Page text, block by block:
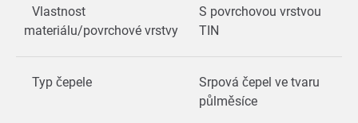
Vlastnost
materiálu/povrchové vrstvy
S povrchovou vrstvou
TIN
Typ čepele
Srpová čepel ve tvaru
půlměsíce